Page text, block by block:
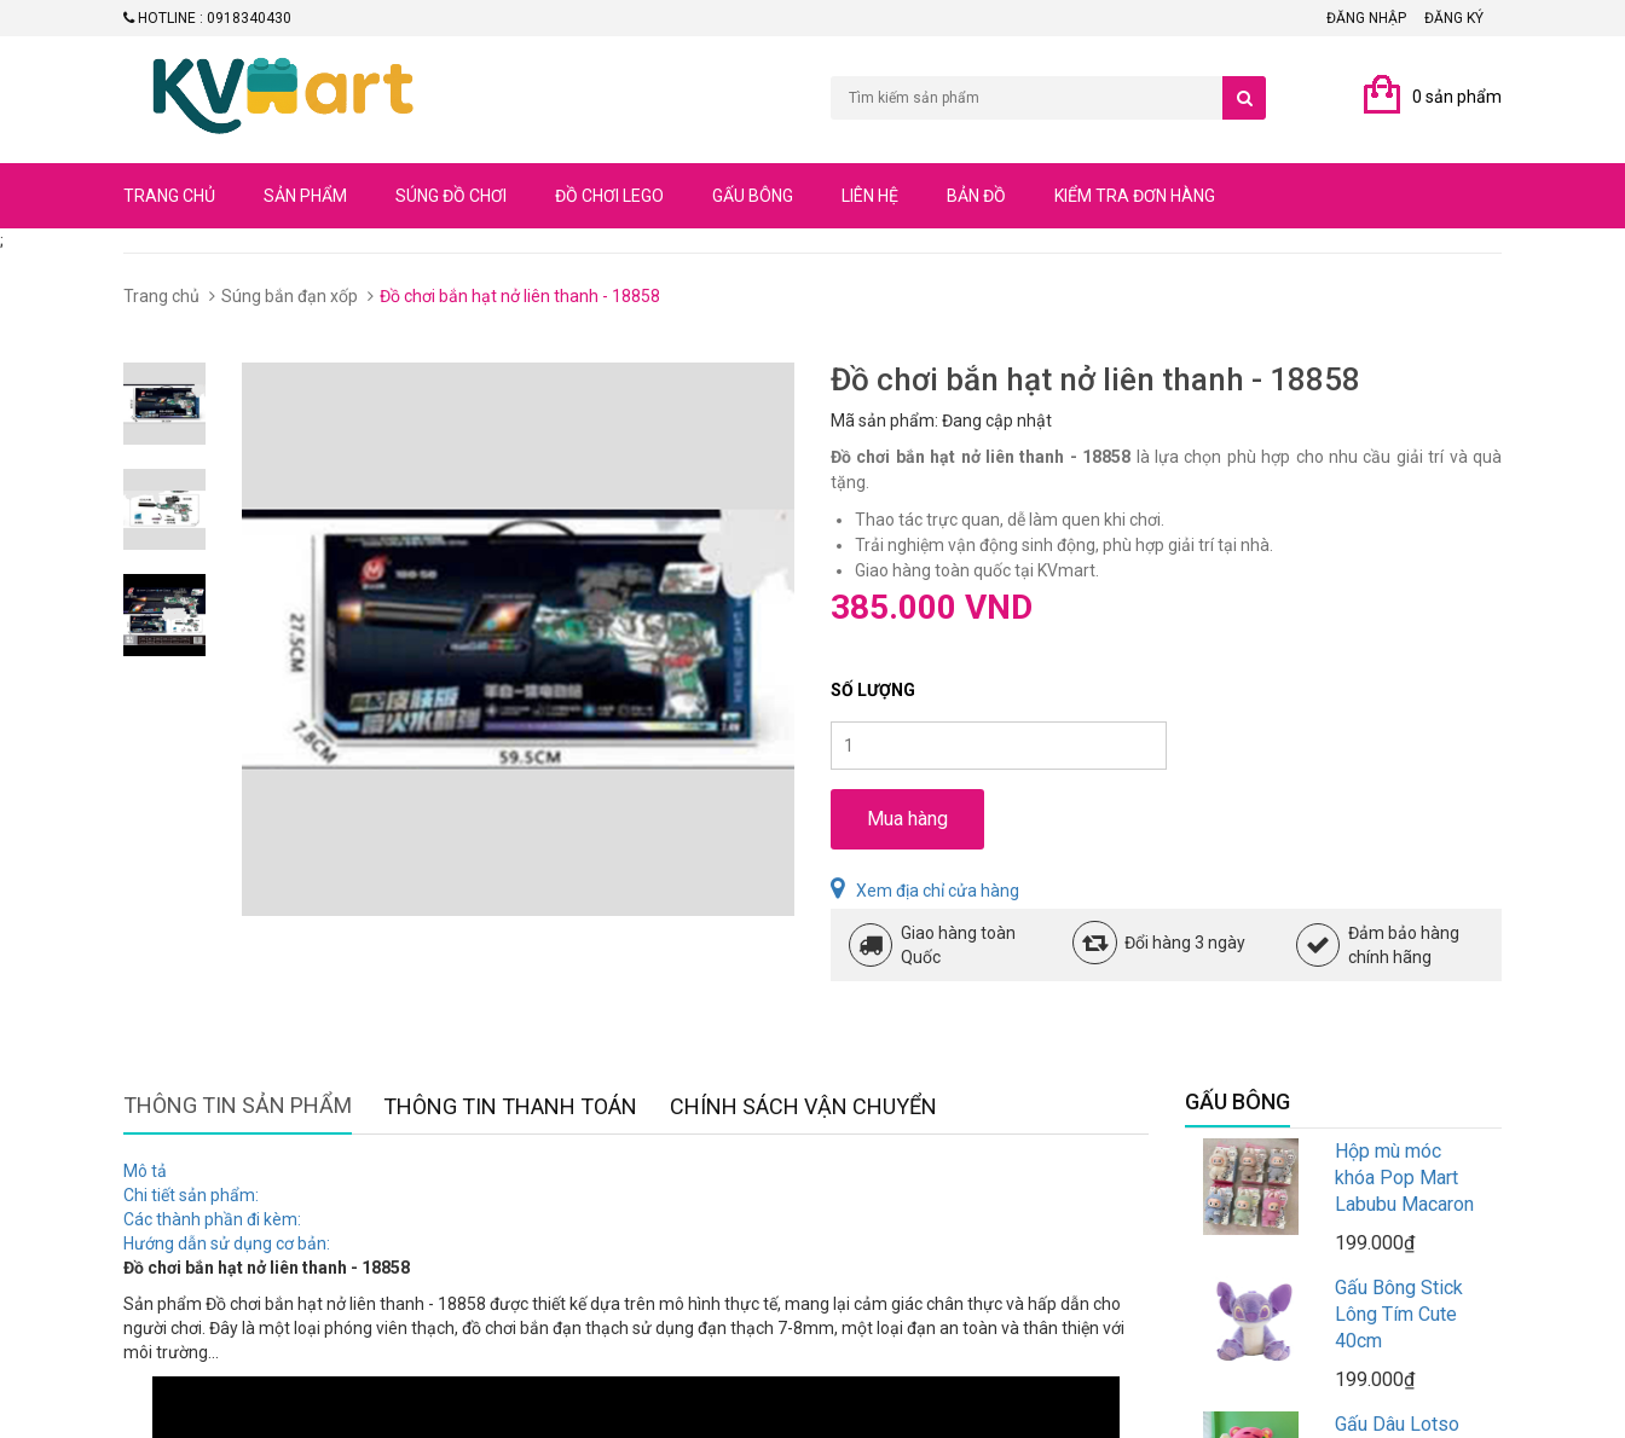
HOTLINE : 0918340430 ĐĂNG NHẬP ĐĂNG KÝ
0 sản phẩm
TRANG CHỦ SẢN PHẨM SÚNG ĐỒ CHƠI ĐỒ CHƠI LEGO GẤU BÔNG LIÊN HỆ BẢN ĐỒ KIỂM TRA ĐƠN HÀNG
;
Trang chủ Súng bắn đạn xốp Đồ chơi bắn hạt nở liên thanh - 18858
Đồ chơi bắn hạt nở liên thanh - 18858
Mã sản phẩm: Đang cập nhật
Đồ chơi bắn hạt nở liên thanh - 18858 là lựa chọn phù hợp cho nhu cầu giải trí và quà
tặng.
Thao tác trực quan, dễ làm quen khi chơi.
Trải nghiệm vận động sinh động, phù hợp giải trí tại nhà.
Giao hàng toàn quốc tại KVmart.
385.000 VND
SỐ LƯỢNG
Mua hàng
Xem địa chỉ cửa hàng
Giao hàng toàn
Quốc
Đổi hàng 3 ngày
Đảm bảo hàng
chính hãng
THÔNG TIN SẢN PHẨM THÔNG TIN THANH TOÁN CHÍNH SÁCH VẬN CHUYỂN
Mô tả
Chi tiết sản phẩm:
Các thành phần đi kèm:
Hướng dẫn sử dụng cơ bản:
Đồ chơi bắn hạt nở liên thanh - 18858
Sản phẩm Đồ chơi bắn hạt nở liên thanh - 18858 được thiết kế dựa trên mô hình thực tế, mang lại cảm giác chân thực và hấp dẫn cho
người chơi. Đây là một loại phóng viên thạch, đồ chơi bắn đạn thạch sử dụng đạn thạch 7-8mm, một loại đạn an toàn và thân thiện với
môi trường...
GẤU BÔNG
Hộp mù móc
khóa Pop Mart
Labubu Macaron
199.000₫
Gấu Bông Stick
Lông Tím Cute
40cm
199.000₫
Gấu Dâu Lotso